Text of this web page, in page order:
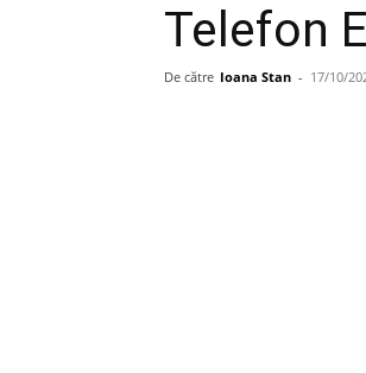
Telefon
De către Ioana Stan - 17/10/